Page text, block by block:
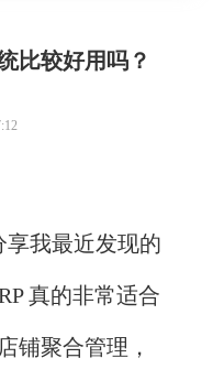
比较好用吗？
我最近发现的
真的非常适合
铺聚合管理，